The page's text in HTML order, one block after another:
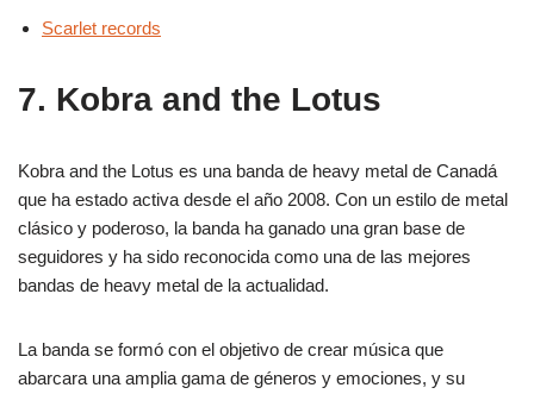
Scarlet records
7. Kobra and the Lotus
Kobra and the Lotus es una banda de heavy metal de Canadá
que ha estado activa desde el año 2008. Con un estilo de metal
clásico y poderoso, la banda ha ganado una gran base de
seguidores y ha sido reconocida como una de las mejores
bandas de heavy metal de la actualidad.
La banda se formó con el objetivo de crear música que
abarcara una amplia gama de géneros y emociones, y su